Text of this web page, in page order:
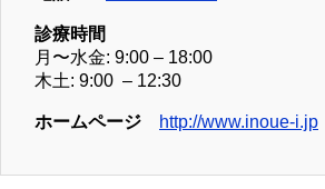
診療時間
月〜水金: 9:00 – 18:00
木土: 9:00 – 12:30
ホームページ http://www.inoue-i.jp